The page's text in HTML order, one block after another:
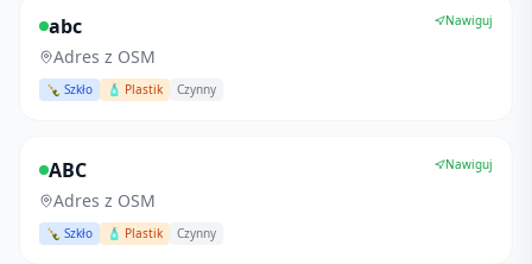
abc
Adres z OSM
🍾 Szkło 🧴 Plastik Czynny
Nawiguj
ABC
Adres z OSM
🍾 Szkło 🧴 Plastik Czynny
Nawiguj